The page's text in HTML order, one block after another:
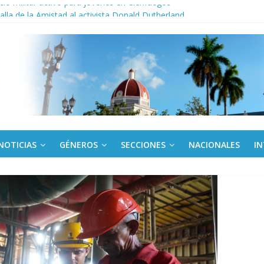
militar activo para jóvenes en Cienfuegos
edición de Beca para realizadoras mayores de 50 años
aniversario 65 con jornada Arte fiel
GÉNEROS SECCIONES NACIONALES